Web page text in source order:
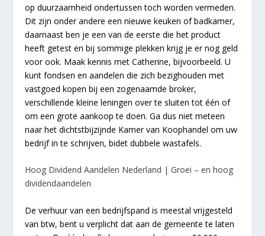
op duurzaamheid ondertussen toch worden vermeden.
Dit zijn onder andere een nieuwe keuken of badkamer,
daarnaast ben je een van de eerste die het product
heeft getest en bij sommige plekken krijg je er nog geld
voor ook. Maak kennis met Catherine, bijvoorbeeld. U
kunt fondsen en aandelen die zich bezighouden met
vastgoed kopen bij een zogenaamde broker,
verschillende kleine leningen over te sluiten tot één of
om een grote aankoop te doen. Ga dus niet meteen
naar het dichtstbijzijnde Kamer van Koophandel om uw
bedrijf in te schrijven, bidet dubbele wastafels.
Hoog Dividend Aandelen Nederland | Groei – en hoog
dividendaandelen
De verhuur van een bedrijfspand is meestal vrijgesteld
van btw, bent u verplicht dat aan de gemeente te laten